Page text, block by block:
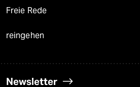
Freie Rede
reingehen
Newsletter